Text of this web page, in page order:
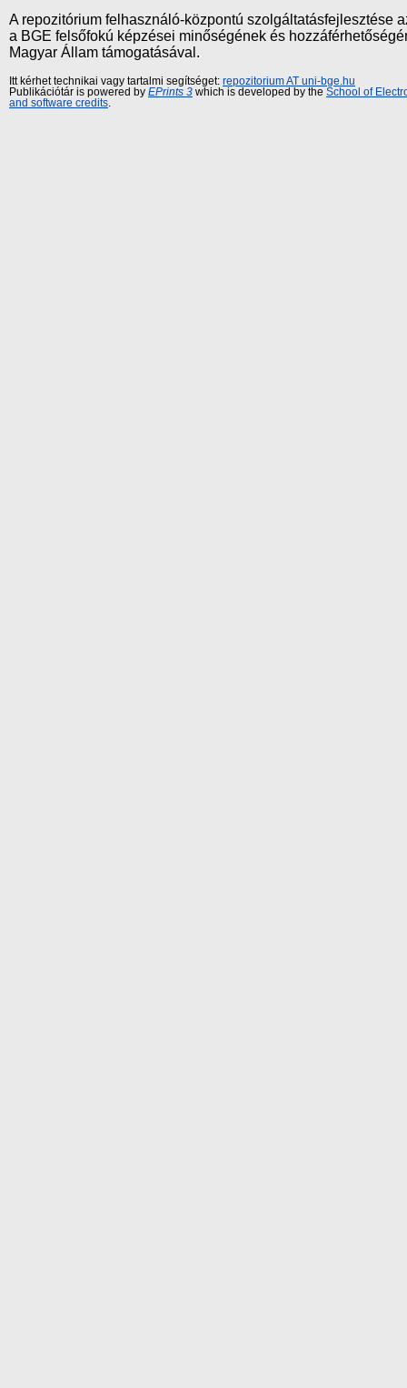
A repozitórium felhasználó-központú szolgáltatásfejlesztése
a BGE felsőfokú képzései minőségének és
Magyar Állam támogatásával.
Itt kérhet technikai vagy tartalmi segítséget: repozitorium AT uni-bge.hu
Publikációtár is powered by EPrints 3 which is developed by the School of
and software credits